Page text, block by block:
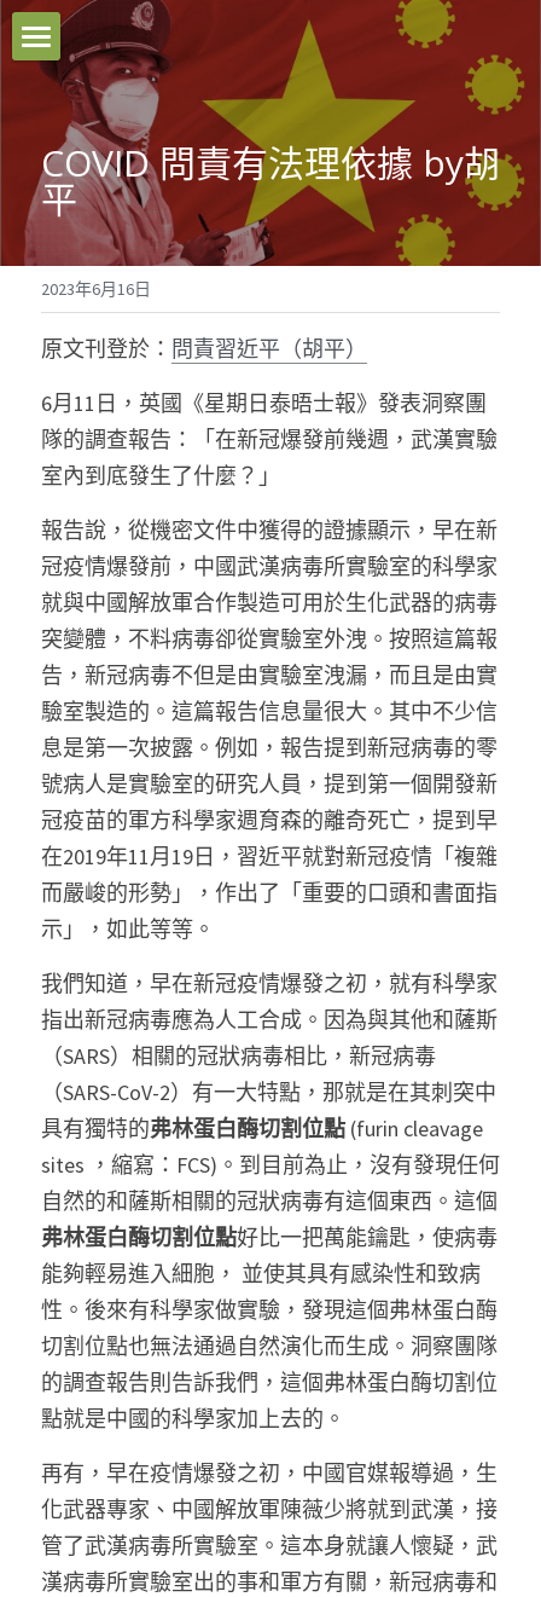
本站原創
好文推薦
影音分享
關於我們
臉書粉專
聯絡我們
Facebook
搜索
COVID 問責有法理依據 by胡
平
2023年6月16日
原文刊登於： 問責習近平（胡平）
6月11日，英國《星期日泰晤士報》發表洞察團
隊的調查報告：「在新冠爆發前幾週，武漢實驗
室內到底發生了什麼？」
報告說，從機密文件中獲得的證據顯示，早在新
冠疫情爆發前，中國武漢病毒所實驗室的科學家
就與中國解放軍合作製造可用於生化武器的病毒
突變體，不料病毒卻從實驗室外洩。按照這篇報
告，新冠病毒不但是由實驗室洩漏，而且是由實
驗室製造的。這篇報告信息量很大。其中不少信
息是第一次披露。例如，報告提到新冠病毒的零
號病人是實驗室的研究人員，提到第一個開發新
冠疫苗的軍方科學家週育森的離奇死亡，提到早
在2019年11月19日，習近平就對新冠疫情「複雜
而嚴峻的形勢」，作出了「重要的口頭和書面指
示」，如此等等。
我們知道，早在新冠疫情爆發之初，就有科學家
指出新冠病毒應為人工合成。因為與其他和薩斯
（SARS）相關的冠狀病毒相比，新冠病毒
（SARS-CoV-2）有一大特點，那就是在其刺突中
具有獨特的弗林蛋白酶切割位點 (furin cleavage
sites ，縮寫：FCS)。到目前為止，沒有發現任何
自然的和薩斯相關的冠狀病毒有這個東西。這個
弗林蛋白酶切割位點好比一把萬能鑰匙，使病毒
能夠輕易進入細胞， 並使其具有感染性和致病
性。後來有科學家做實驗，發現這個弗林蛋白酶
切割位點也無法通過自然演化而生成。洞察團隊
的調查報告則告訴我們，這個弗林蛋白酶切割位
點就是中國的科學家加上去的。
再有，早在疫情爆發之初，中國官媒報導過，生
化武器專家、中國解放軍陳薇少將就到武漢，接
管了武漢病毒所實驗室。這本身就讓人懷疑，武
漢病毒所實驗室出的事和軍方有關，新冠病毒和